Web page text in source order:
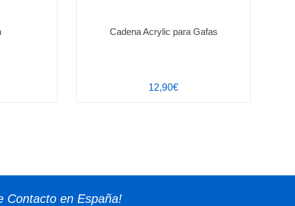
Cadena Acrylic para Gafas
12,90€
Contacto en España!